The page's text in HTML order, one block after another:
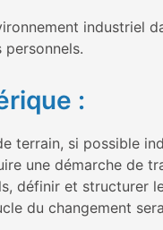
industriel
:
terrain, si possible
une démarche de
définir et structurer
du changement